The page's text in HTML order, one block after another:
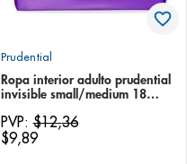
Prudential
Ropa interior adulto prudential
invisible small/medium 18
PVP:$12,36
$9,89